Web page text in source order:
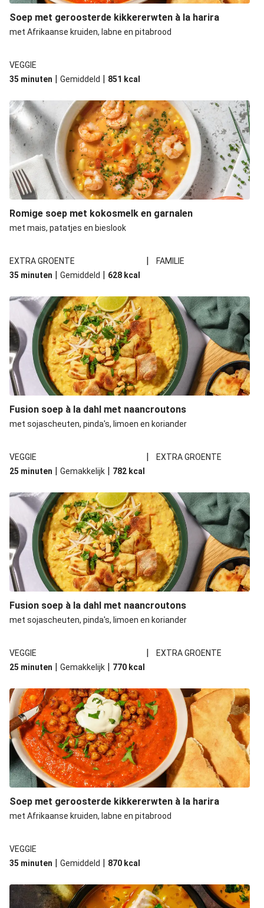
Soep met geroosterde kikkererwten à la harira
met Afrikaanse kruiden, labne en pitabrood
VEGGIE
35 minuten | Gemiddeld | 851 kcal
Romige soep met kokosmelk en garnalen
met mais, patatjes en bieslook
EXTRA GROENTE |
FAMILIE
35 minuten | Gemiddeld | 628 kcal
Fusion soep à la dahl met naancroutons
met sojascheuten, pinda's, limoen en koriander
VEGGIE |
EXTRA GROENTE
25 minuten | Gemakkelijk | 782 kcal
Fusion soep à la dahl met naancroutons
met sojascheuten, pinda's, limoen en koriander
VEGGIE |
EXTRA GROENTE
25 minuten | Gemakkelijk | 770 kcal
Soep met geroosterde kikkererwten à la harira
met Afrikaanse kruiden, labne en pitabrood
VEGGIE
35 minuten | Gemiddeld | 870 kcal